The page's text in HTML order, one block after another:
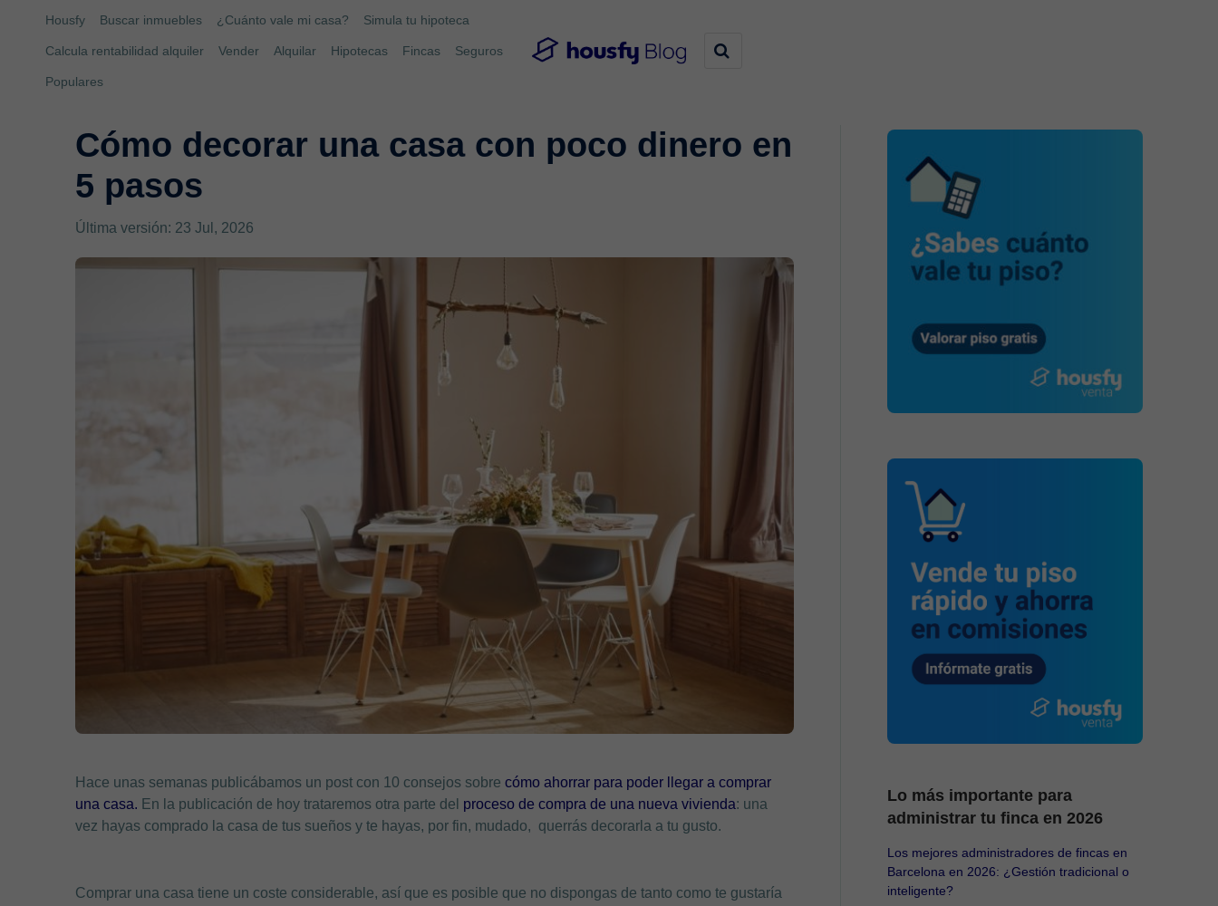
Housfy Buscar inmuebles ¿Cuánto vale mi casa? Simula tu hipoteca
Calcula rentabilidad alquiler Vender Alquilar Hipotecas Fincas Seguros
Populares
Cómo decorar una casa con poco dinero en
5 pasos
Última versión: 23 Jul, 2026
Hace unas semanas publicábamos un post con 10 consejos sobrecómo ahorrar para poder llegar a comprar
una casa. En la publicación de hoy trataremos otra parte del proceso de compra de una nueva vivienda: una
vez hayas comprado la casa de tus sueños y te hayas, por fin, mudado, querrás decorarla a tu gusto.
Comprar una casa tiene un coste considerable, así que es posible que no dispongas de tanto como te gustaría
Lo más importante para
administrar tu finca en 2026
Los mejores administradores de fincas en
Barcelona en 2026: ¿Gestión tradicional o
inteligente?